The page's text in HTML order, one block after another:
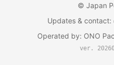
© Japan
Updates & contact:
Operated by: ONO
ver.